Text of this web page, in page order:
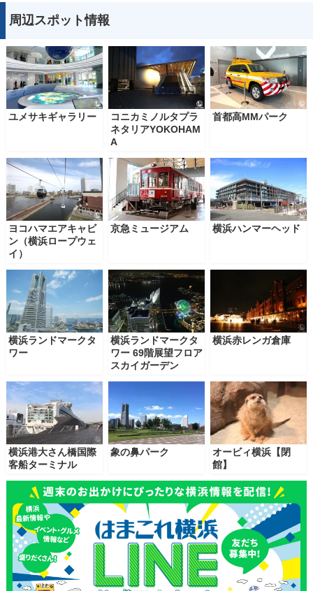
周辺スポット情報
ユメサキギャラリー
コニカミノルタプラ
ネタリアYOKOHAM
A
首都高MMパーク
ヨコハマエアキャビ
ン（横浜ロープウェ
イ）
京急ミュージアム 横浜ハンマーヘッド
横浜ランドマークタ
ワー
横浜ランドマークタ
ワー 69階展望フロア
スカイガーデン
横浜赤レンガ倉庫
横浜港大さん橋国際
客船ターミナル
象の鼻パーク
オービィ横浜【閉
館】